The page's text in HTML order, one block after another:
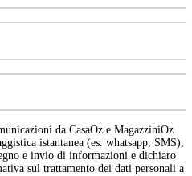
da CasaOz e MagazziniOz
istantanea (es. whatsapp, SMS),
e invio di informazioni e dichiaro
sul trattamento dei dati personali a